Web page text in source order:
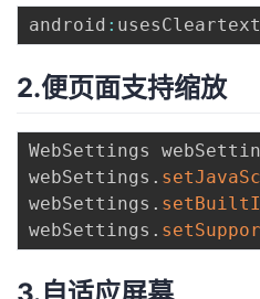
android :
2.便页面支持缩放
WebSettings
webSettings .
webSettings .
webSettings .